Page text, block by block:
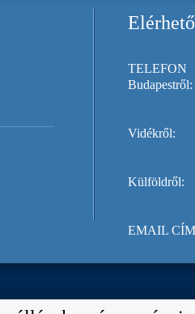
TELEFON
Budapestről:
Vidékről:
Külföldről:
EMAIL